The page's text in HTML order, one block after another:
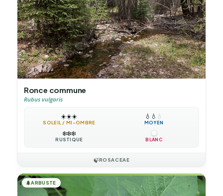
Ronce commune
Rubus vulgaris
☀️☀️☀️
SOLEIL / MI-OMBRE
💧 💧 💧
MOYEN
❄️❄️❄️
RUSTIQUE BLANC
🍃ROSACEAE
🌲ARBUSTE